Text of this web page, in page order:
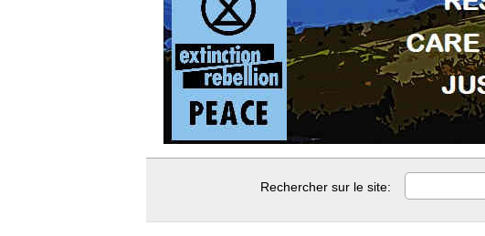
Rechercher sur le site: